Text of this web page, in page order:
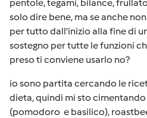
pentole, tegami, bilance,
solo dire bene, ma se anche
per tutto dall'inizio alla fine di
sostegno per tutte le funzioni
preso ti conviene usarlo no?
io sono partita cercando le
dieta, quindi mi sto cimentando
(pomodoro e basilico),